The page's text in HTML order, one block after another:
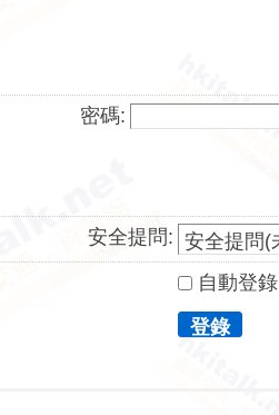
密碼:
安全提問:
自動登錄
登錄